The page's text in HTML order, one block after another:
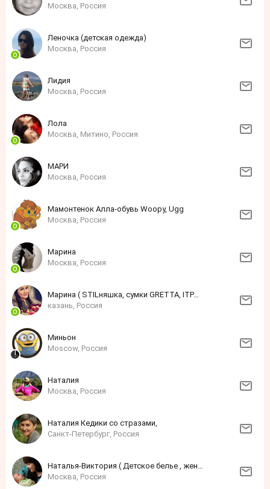
Москва, Россия
Леночка (детская одежда)
Москва, Россия
Лидия
Москва, Россия
Лола
Москва, Митино, Россия
МАРИ
Москва, Россия
Мамонтенок Алла-обувь Woopy, Ugg
Москва, Россия
Марина
Москва, Россия
Марина ( STILняшка, сумки GRETTA, ITPARAD)
казань, Россия
Миньон
Moscow, Россия
Наталия
Москва, Россия
Наталия Кедики со стразами,
Санкт-Петербург, Россия
Наталья-Виктория ( Детское белье , женское и мужское Baykar)
Москва, Россия